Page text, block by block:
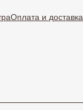
Оплата и доставка